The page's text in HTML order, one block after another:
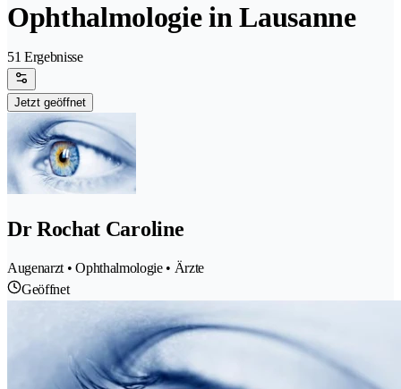
Ophthalmologie in Lausanne
51 Ergebnisse
Jetzt geöffnet
Dr Rochat Caroline
Augenarzt • Ophthalmologie • Ärzte
Geöffnet